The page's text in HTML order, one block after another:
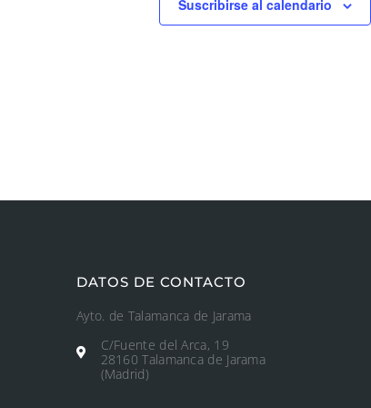
Suscribirse al calendario
DATOS DE CONTACTO
Ayto. de Talamanca de Jarama
C/Fuente del Arca, 19
28160 Talamanca de Jarama
(Madrid)